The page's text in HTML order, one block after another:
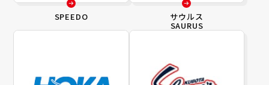
SPEEDO サウルス
SAURUS